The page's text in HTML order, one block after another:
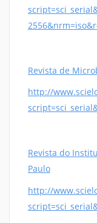
Revista de
http://
Revista do
Paulo
http://